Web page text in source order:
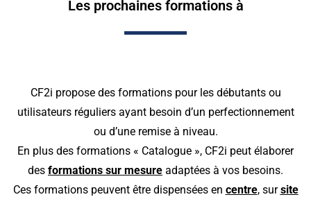
Les prochaines formations à
CF2i propose des formations pour les débutants ou
utilisateurs réguliers ayant besoin d’un perfectionnement
ou d’une remise à niveau.
En plus des formations « Catalogue », CF2i peut élaborer
des formations sur mesure adaptées à vos besoins.
Ces formations peuvent être dispensées en centre, sursite